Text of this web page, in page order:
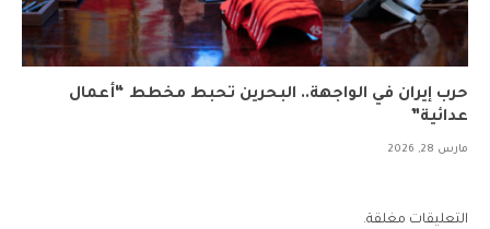
حرب إيران في الواجهة.. البحرين تحبط مخطط “أعمال
عدائية”
مارس 28, 2026
التعليقات مغلقة.